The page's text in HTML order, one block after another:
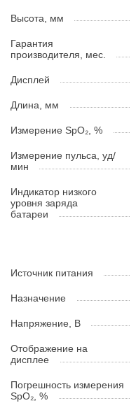
Высота, мм
Гарантия
производителя, мес.
Дисплей
Длина, мм
Измерение SpO₂, %
Измерение пульса, уд/
мин
Индикатор низкого
уровня заряда
батареи
Источник питания
Назначение
Напряжение, В
Отображение на
дисплее
Погрешность измерения
SpO₂, %